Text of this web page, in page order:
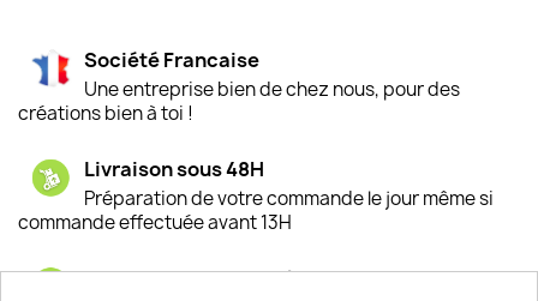
Société Francaise
Une entreprise bien de chez nous, pour des
créations bien à toi !
Livraison sous 48H
Préparation de votre commande le jour même si
commande effectuée avant 13H
Satisfaction de nos clients